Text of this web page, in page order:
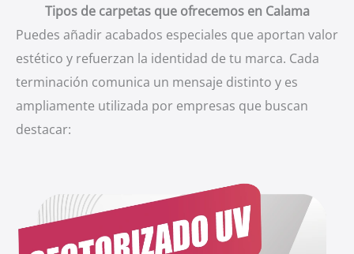
Tipos de carpetas que ofrecemos en Calama
Puedes añadir acabados especiales que aportan valor
estético y refuerzan la identidad de tu marca. Cada
terminación comunica un mensaje distinto y es
ampliamente utilizada por empresas que buscan
destacar: